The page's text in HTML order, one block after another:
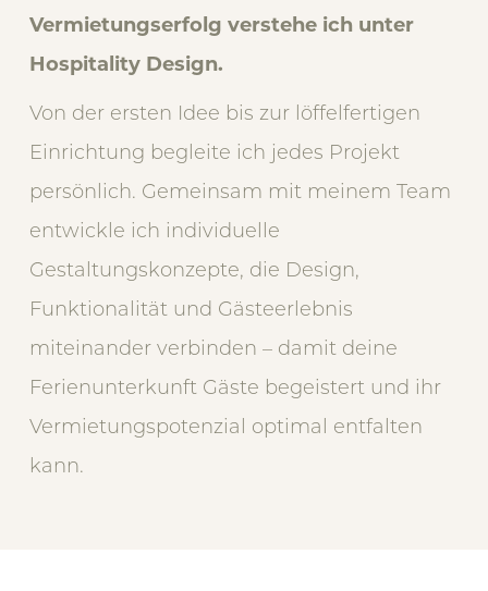
Vermietungserfolg verstehe ich unter
Hospitality Design.
Von der ersten Idee bis zur löffelfertigen
Einrichtung begleite ich jedes Projekt
persönlich. Gemeinsam mit meinem Team
entwickle ich individuelle
Gestaltungskonzepte, die Design,
Funktionalität und Gästeerlebnis
miteinander verbinden – damit deine
Ferienunterkunft Gäste begeistert und ihr
Vermietungspotenzial optimal entfalten
kann.